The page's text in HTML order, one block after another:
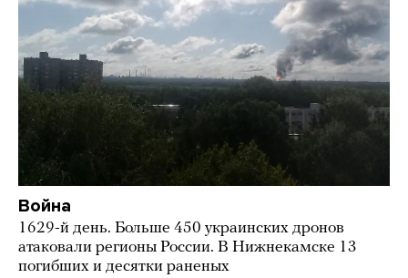
Война
1629-й день. Больше 450 украинских дронов
атаковали регионы России. В Нижнекамске 13
погибших и десятки раненых